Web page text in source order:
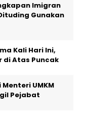
Imigran
Gunakan
Kali Hari Ini,
di Atas Puncak
UMKM
Pejabat